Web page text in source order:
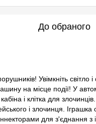
До обраного
Увімкніть світло і
на місце події! У
і клітка для
і злочинця.
для з'єднання з